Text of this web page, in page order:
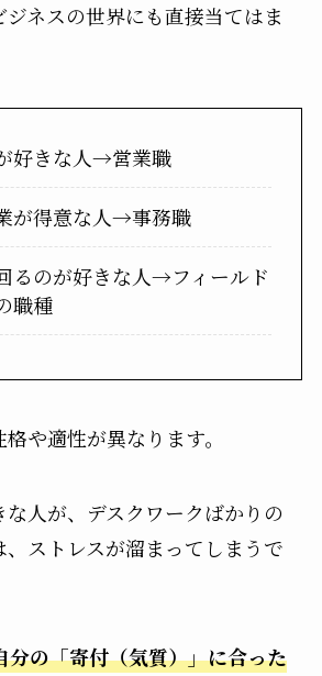
ネスの世界にも直接当てはま
好きな人→営業職
が得意な人→事務職
るのが好きな人→フィールド
職種
や適性が異なります。
人が、デスクワークばかりの
ストレスが溜まってしまうで
分の「寄付（気質）」に合った